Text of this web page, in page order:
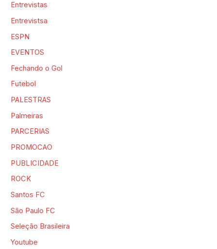
Entrevistas
Entrevistsa
ESPN
EVENTOS
Fechando o Gol
Futebol
PALESTRAS
Palmeiras
PARCERIAS
PROMOCAO
PUBLICIDADE
ROCK
Santos FC
São Paulo FC
Seleção Brasileira
Youtube